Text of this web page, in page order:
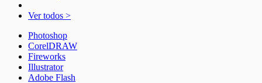
Ver todos >
Photoshop
CorelDRAW
Fireworks
Illustrator
Adobe Flash